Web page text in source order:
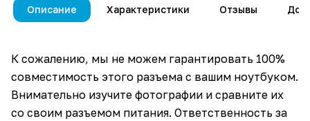
Описание Характеристики Отзывы
К сожалению, мы не можем гарантировать 100%
совместимость этого разъема с вашим ноутбуком.
Внимательно изучите фотографии и сравните их
со своим разъемом питания. Ответственность за